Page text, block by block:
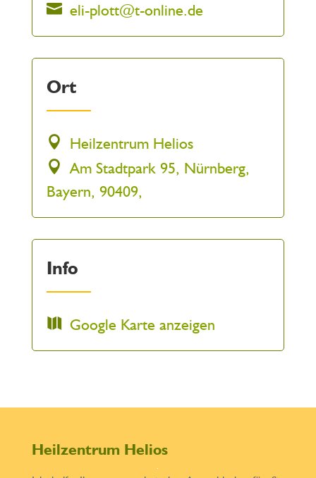
eli-plott@t-online.de
Ort
Heilzentrum Helios
Am Stadtpark 95, Nürnberg,
Bayern, 90409,
Info
Google Karte anzeigen
Heilzentrum Helios